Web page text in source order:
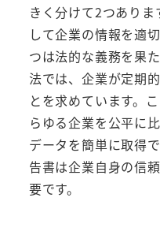
きく分けて2つあり
して企業の情報を適
つは法的な義務を果
法では、企業が定期
とを求めています。
らゆる企業を公平に
データを簡単に取得
告書は企業自身の信
要です。